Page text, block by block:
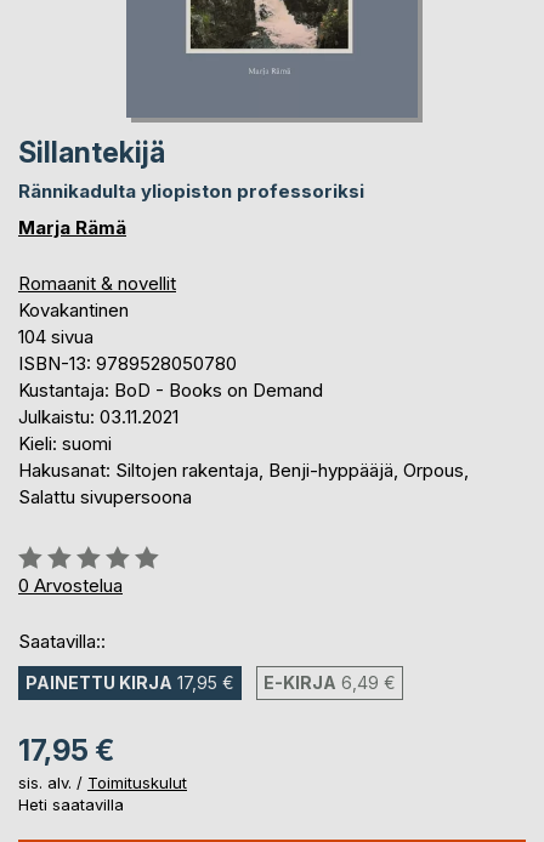
Sillantekijä
Rännikadulta yliopiston professoriksi
Marja Rämä
Romaanit & novellit
Kovakantinen
104 sivua
ISBN-13: 9789528050780
Kustantaja: BoD - Books on Demand
Julkaistu: 03.11.2021
Kieli: suomi
Hakusanat: Siltojen rakentaja, Benji-hyppääjä, Orpous,
Salattu sivupersoona
Arvostelu::
0%
0 Arvostelua
Saatavilla::
PAINETTU KIRJA 17,95 € E-KIRJA 6,49 €
17,95 €
sis. alv. / Toimituskulut
Heti saatavilla